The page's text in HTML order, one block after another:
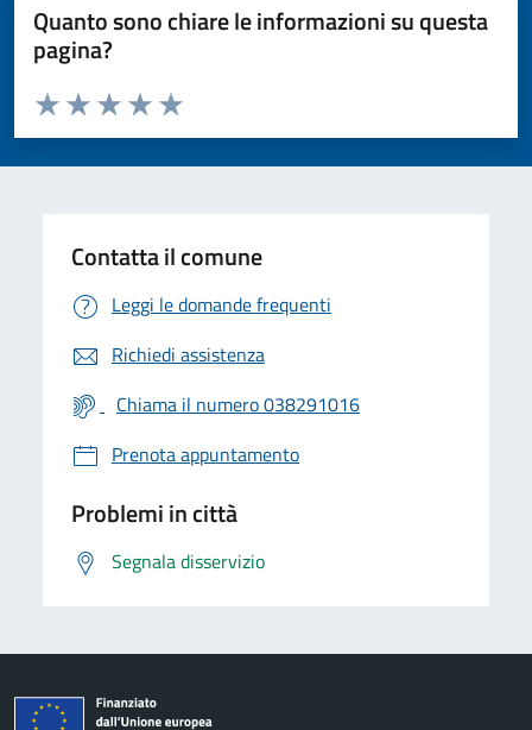
Quanto sono chiare le informazioni su questa
pagina?
Valuta da 1 a 5 stelle la pagina
Valuta 5 stelle su 5
Valuta 4 stelle su 5
Valuta 3 stelle su 5
Valuta 2 stelle su 5
Valuta 1 stelle su 5
Contatta il comune
Leggi le domande frequenti
Richiedi assistenza
Chiama il numero 038291016
Prenota appuntamento
Problemi in città
Segnala disservizio